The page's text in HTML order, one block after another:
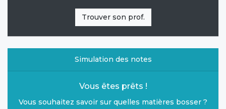
Trouver son prof.
Simulation des notes
Vous êtes prêts !
Vous souhaitez savoir sur quelles matières bosser ?